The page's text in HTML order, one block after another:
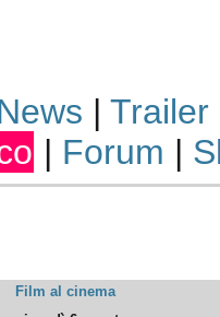
| Trailer
| Forum |
Film al cinema